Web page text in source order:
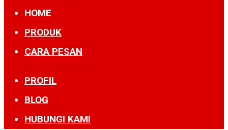
HOME
PRODUK
CARA PESAN
PROFIL
BLOG
HUBUNGI KAMI